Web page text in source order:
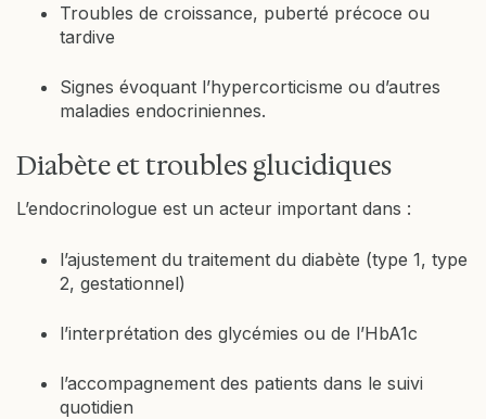
Troubles de croissance, puberté précoce ou
tardive
Signes évoquant l’hypercorticisme ou d’autres
maladies endocriniennes.
Diabète et troubles glucidiques
L’endocrinologue est un acteur important dans :
l’ajustement du traitement du diabète (type 1, type
2, gestationnel)
l’interprétation des glycémies ou de l’HbA1c
l’accompagnement des patients dans le suivi
quotidien